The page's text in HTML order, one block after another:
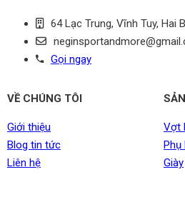
64 Lạc Trung, Vĩnh Tuy, Hai
Gọi ngay
VỀ CHÚNG TÔI
Giới thiệu
Blog tin tức
Liên hệ
Vợt
Phụ
Giày